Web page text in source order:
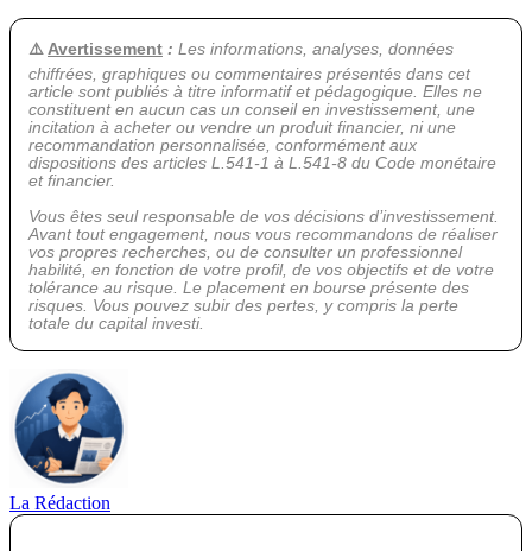
⚠️ Avertissement : Les informations, analyses, données
chiffrées, graphiques ou commentaires présentés dans cet
article sont publiés à titre informatif et pédagogique. Elles ne
constituent en aucun cas un conseil en investissement, une
incitation à acheter ou vendre un produit financier, ni une
recommandation personnalisée, conformément aux
dispositions des articles L.541-1 à L.541-8 du Code monétaire
et financier.
Vous êtes seul responsable de vos décisions d’investissement.
Avant tout engagement, nous vous recommandons de réaliser
vos propres recherches, ou de consulter un professionnel
habilité, en fonction de votre profil, de vos objectifs et de votre
tolérance au risque. Le placement en bourse présente des
risques. Vous pouvez subir des pertes, y compris la perte
totale du capital investi.
La Rédaction